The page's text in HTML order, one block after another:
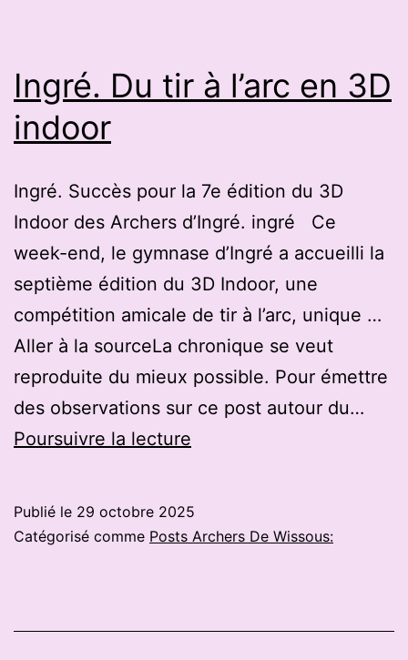
RN
à
la
de
Strasbourg ?
Ingré. Du tir à l’arc en 3D
indoor
Ingré. Succès pour la 7e édition du 3D
Indoor des Archers d’Ingré. ingré Ce
week-end, le gymnase d’Ingré a accueilli la
septième édition du 3D Indoor, une
compétition amicale de tir à l’arc, unique …
Aller à la sourceLa chronique se veut
reproduite du mieux possible. Pour émettre
des observations sur ce post autour du…
Poursuivre la lecture
à
Publié le 29 octobre 2025
Catégorisé comme Posts Archers De Wissous: